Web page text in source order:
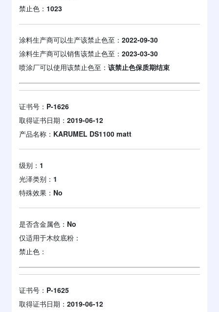
禁止色： 1023
涂料生产商可以生产该禁止色至： 2022-09-30
涂料生产商可以销售该禁止色至： 2023-03-30
喷涂厂可以使用该禁止色至： 该禁止色保质期结束
证书号： P-1626
取得证书日期： 2019-06-12
产品名称： KARUMEL DS1100 matt
级别： 1
光泽类别： 1
特殊效果： No
是否含金属色： No
仅适用于木纹底粉：
禁止色：
证书号： P-1625
取得证书日期： 2019-06-12